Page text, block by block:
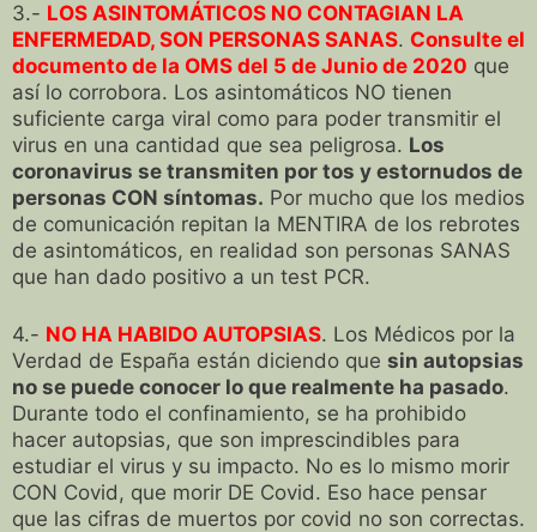
3.- LOS ASINTOMÁTICOS NO CONTAGIAN LA
ENFERMEDAD, SON PERSONAS SANAS. Consulte el
documento de la OMS del 5 de Junio de 2020 que
así lo corrobora. Los asintomáticos NO tienen
suficiente carga viral como para poder transmitir el
virus en una cantidad que sea peligrosa. Los
coronavirus se transmiten por tos y estornudos de
personas CON síntomas. Por mucho que los medios
de comunicación repitan la MENTIRA de los rebrotes
de asintomáticos, en realidad son personas SANAS
que han dado positivo a un test PCR.
4.- NO HA HABIDO AUTOPSIAS. Los Médicos por la
Verdad de España están diciendo que sin autopsias
no se puede conocer lo que realmente ha pasado.
Durante todo el confinamiento, se ha prohibido
hacer autopsias, que son imprescindibles para
estudiar el virus y su impacto. No es lo mismo morir
CON Covid, que morir DE Covid. Eso hace pensar
que las cifras de muertos por covid no son correctas.